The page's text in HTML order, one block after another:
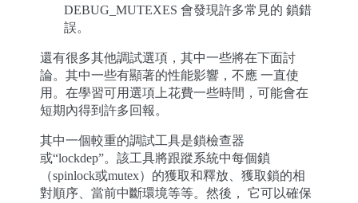
DEBUG_MUTEXES 會發現許多常見的 鎖錯
誤。
還有很多其他調試選項，其中一些將在下面討
論。其中一些有顯著的性能影響，不應 一直使
用。在學習可用選項上花費一些時間，可能會在
短期內得到許多回報。
其中一個較重的調試工具是鎖檢查器
或“lockdep”。該工具將跟蹤系統中每個鎖
（spinlock或mutex）的獲取和釋放、獲取鎖的相
對順序、當前中斷環境等等。然後， 它可以確保